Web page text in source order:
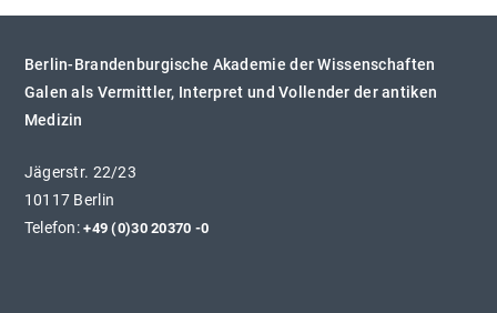
Berlin-Brandenburgische Akademie der Wissenschaften
Galen als Vermittler, Interpret und Vollender der antiken
Medizin
Jägerstr. 22/23
10117 Berlin
Telefon:+49 (0)30 20370 -0